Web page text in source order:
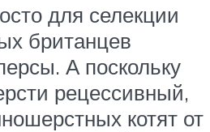
для селекции
британцев
А поскольку
рецессивный,
котят от